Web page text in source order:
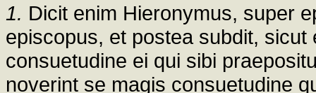
1. Dicit enim Hieronymus, super
episcopus, et postea subdit,
consuetudine ei qui sibi
noverint se magis consuetudine